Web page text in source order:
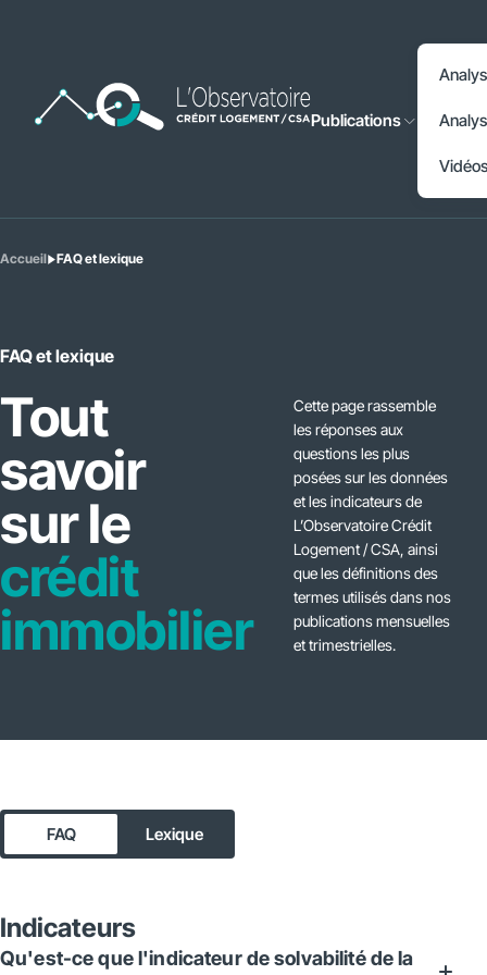
Accéder au contenu principal
Publications
Vidéos
Vous
Accueil FAQ et lexique
FAQ et lexique
Tout
savoir
sur le
crédit
immobilier
Cette page rassemble
les réponses aux
questions les plus
posées sur les données
et les indicateurs de
L’Observatoire Crédit
Logement / CSA, ainsi
que les définitions des
termes utilisés dans nos
publications mensuelles
et trimestrielles.
FAQ Lexique
Indicateurs
Qu'est-ce que l'indicateur de solvabilité de la